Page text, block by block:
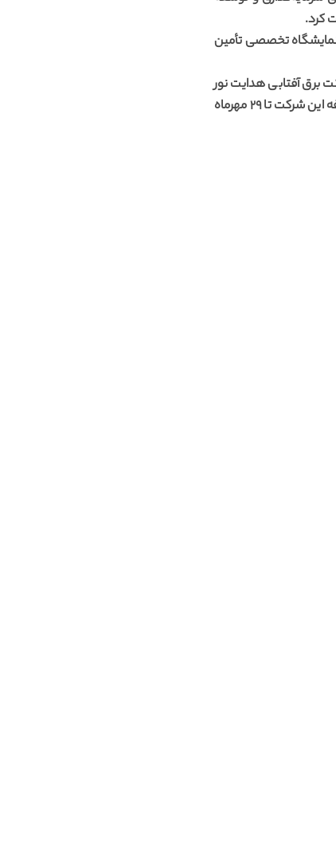
کرد.
نمایشگاه تخصصی تأمین
برق آفتابی هدایت نور
به‌عنوان یکی از شرکت‌های تابعه کارخانجات تولیدی شهید قندی نیز با حضوری پررنگ شرکت کرده بود که غرفه این شرکت تا 29 مهرماه